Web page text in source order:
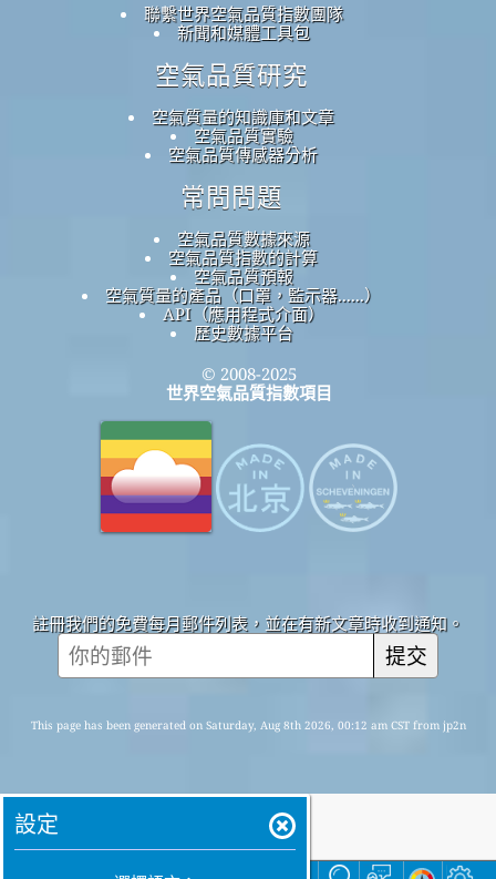
聯繫世界空氣品質指數團隊
新聞和媒體工具包
空氣品質研究
空氣質量的知識庫和文章
空氣品質實驗
空氣品質傳感器分析
常問問題
空氣品質數據來源
空氣品質指數的計算
空氣品質預報
空氣質量的產品（口罩，監示器......）
API（應用程式介面）
歷史數據平台
© 2008-2025
世界空氣品質指數項目
註冊我們的免費每月郵件列表，並在有新文章時收到通知。
提交
This page has been generated on Saturday, Aug 8th 2026, 00:12 am CST from jp2n
設定